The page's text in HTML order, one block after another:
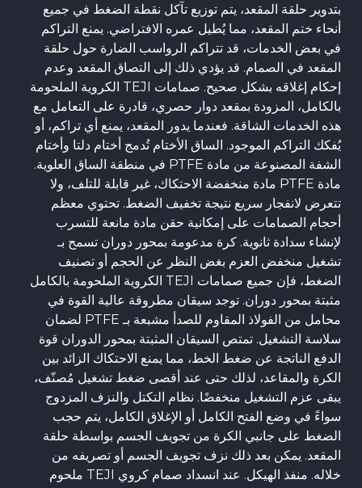
بتدوير حلقة المقعد، يتم توزيع تآكل نقطة الضغط في جميع
أنحاء ختم المقعد، مما يُطيل عمره الافتراضي. يمنع التراكم
في بعض الخدمات، قد تتراكم الرواسب الضارة حول حلقة
المقعد في الصمام. قد يؤدي ذلك إلى التصاق المقعد وعدم
إحكام إغلاقه بشكل صحيح. صمامات TEJI الكروية الملحومة
بالكامل، المزودة بمقعد دوار حصري، قادرة على التعامل مع
هذه الخدمات الشاقة. فعندما يدور المقعد، يمنع أي تراكم، أو
يُفكك التراكم الموجود. الساق الأختام تُدمج أختام دلتا وأختام
الشفة المصنوعة من مادة PTFE في منطقة الساق العلوية.
مادة PTFE مادة منخفضة الاحتكاك، غير قابلة للتلف، ولا
تتعرض لانفجار سريع نتيجة تخفيف الضغط. تحتوي معظم
أحجام الصمامات على إمكانية حقن مادة مانعة للتسرب
لإنشاء سدادة ثانوية. كرة مدعومة بمحور دوران تسمح بـ
تشغيل منخفض العزم بغض النظر عن الحجم أو تصنيف
الضغط، فإن جميع صمامات TEJI الكروية الملحومة بالكامل
مثبتة بمحور دوران. توجد سيقان مطروقة عالية القوة في
محامل من الفولاذ المقاوم للصدأ مشبعة بـ PTFE لضمان
سلاسة التشغيل. تمتص السيقان المثبتة بمحور الدوران قوة
الدفع الناتجة عن ضغط الخط، مما يمنع الاحتكاك الزائد بين
الكرة والمقاعد، لذلك حتى عند أقصى ضغط تشغيل مُصنّف،
يبقى عزم التشغيل منخفضًا. نظام التكتل والنزف المزدوج
سواءً في وضع الفتح الكامل أو الإغلاق الكامل، يتم حجب
الضغط على جانبي الكرة من تجويف الجسم بواسطة حلقة
المقعد. يمكن بعد ذلك نزف تجويف الجسم أو تصريفه من
خلاله. منفذ الهيكل. عند انسداد صمام كروي TEJI ملحوم